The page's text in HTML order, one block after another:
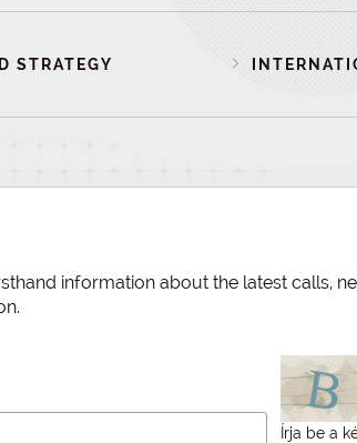
STRATEGY
information about the latest calls,
Írja be a